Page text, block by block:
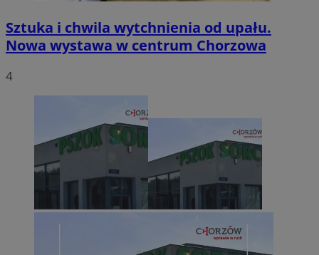
Sztuka i chwila wytchnienia od upału.
Nowa wystawa w centrum Chorzowa
4